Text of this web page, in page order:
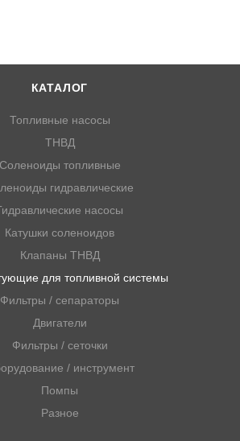
КАТАЛОГ
Топливные насосы
ТНВД
Соленоиды топливные
гидравлические
насосы
Катушки соленоидов
Клапаны ТНВД
для топливной системы
Фильтры / сепараторы
Двигатели
Фильтры / сеточки
/ инструмент
Помпы
Разное